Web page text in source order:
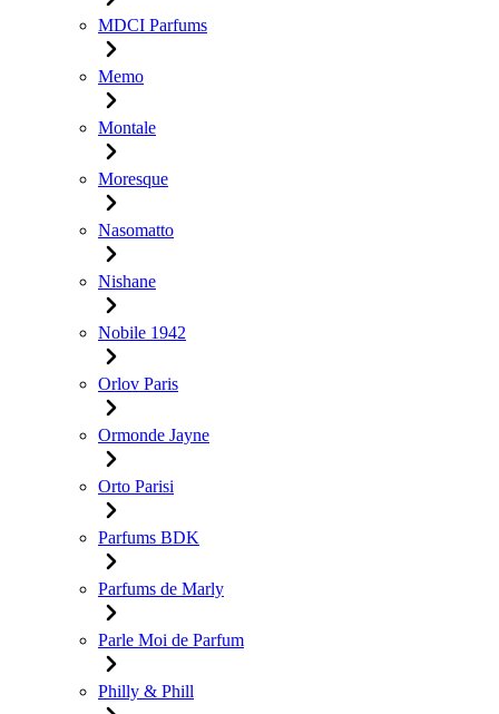
MDCI Parfums
Memo
Montale
Moresque
Nasomatto
Nishane
Nobile 1942
Orlov Paris
Ormonde Jayne
Orto Parisi
Parfums BDK
Parfums de Marly
Parle Moi de Parfum
Philly & Phill